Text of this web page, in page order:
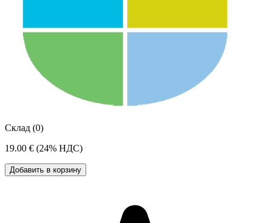
Склад (0)
19.00 € (24% НДС)
Добавить в корзину